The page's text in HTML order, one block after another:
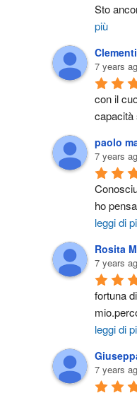
Sto
più
7 years
con il
capacità
paolo
7 years
ho
leggi di
Rosita
7 years
fortuna
leggi di
7 years